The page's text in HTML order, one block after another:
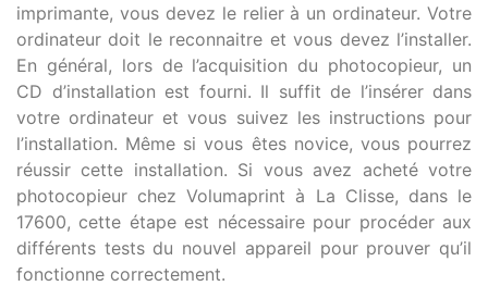
imprimante, vous devez le relier à un ordinateur. Votre
ordinateur doit le reconnaitre et vous devez l’installer.
En général, lors de l’acquisition du photocopieur, un
CD d’installation est fourni. Il suffit de l’insérer dans
votre ordinateur et vous suivez les instructions pour
l’installation. Même si vous êtes novice, vous pourrez
réussir cette installation. Si vous avez acheté votre
photocopieur chez Volumaprint à La Clisse, dans le
17600, cette étape est nécessaire pour procéder aux
différents tests du nouvel appareil pour prouver qu’il
fonctionne correctement.